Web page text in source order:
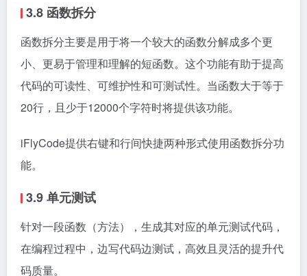
3.8 函数拆分
函数拆分主要是用于将一个较大的函数分解成多个更
小、更易于管理和理解的短函数。这个功能有助于提高
代码的可读性、可维护性和可测试性。当函数大于等于
20行，且少于12000个字符时将提供该功能。
iFlyCode提供右键和行间快捷两种形式使用函数拆分功
能。
3.9 单元测试
针对一段函数（方法），生成其对应的单元测试代码，
在编程过程中，边写代码边测试，高效且灵活的提升代
码质量。